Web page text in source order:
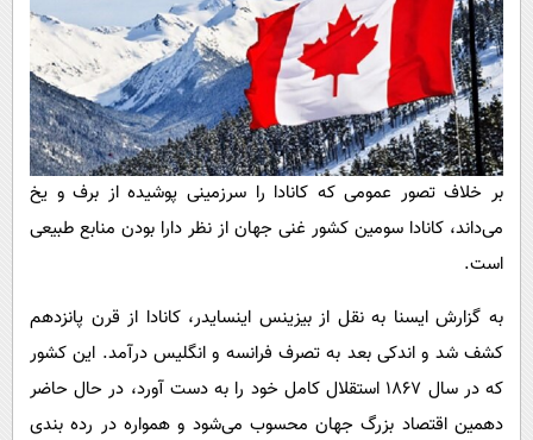
سرگرمی
فناوری
گوناگون
حوادث
محیط زیست
سلامت
بین الملل
اجتماعی
پیامک
روانشناسی
آشپزی
دانلود
بر خلاف تصور عمومی که کانادا را سرزمینی پوشیده از برف و یخ
می‌داند، کانادا سومین کشور غنی جهان از نظر دارا بودن منابع طبیعی
است.
به گزارش ایسنا به نقل از بیزینس اینسایدر، کانادا از قرن پانزدهم
کشف شد و اندکی بعد به تصرف فرانسه و انگلیس درآمد. این کشور
که در سال ۱۸۶۷ استقلال کامل خود را به دست آورد، در حال حاضر
دهمین اقتصاد بزرگ جهان محسوب می‌شود و همواره در رده بندی